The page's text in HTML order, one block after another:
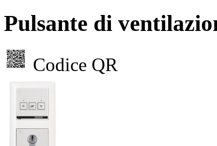
Pulsante di
Codice QR